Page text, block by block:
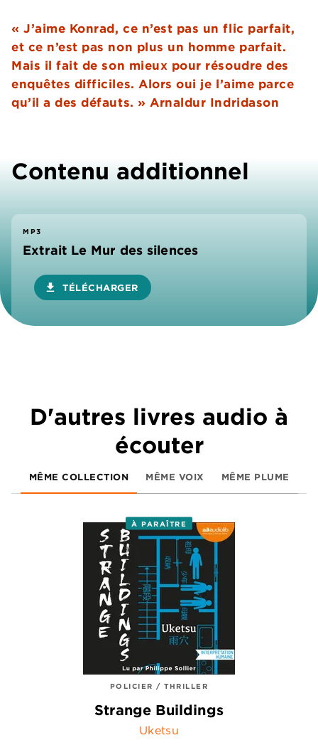
« J’aime Konrad, ce n’est pas un flic parfait,
et ce n’est pas non plus un homme parfait.
Mais il fait de son mieux pour résoudre des
enquêtes difficiles. Alors oui je l’aime parce
qu’il a des défauts. » Arnaldur Indridason
Contenu additionnel
MP3
Extrait Le Mur des silences
download TÉLÉCHARGER
D'autres livres audio à
écouter
MÊME COLLECTION MÊME VOIX MÊME PLUME
À PARAÎTRE
POLICIER / THRILLER
Strange Buildings
Uketsu